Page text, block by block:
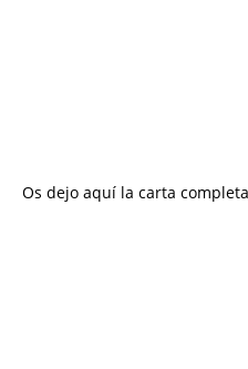
Os dejo aquí la carta